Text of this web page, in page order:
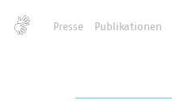
Presse Publikationen